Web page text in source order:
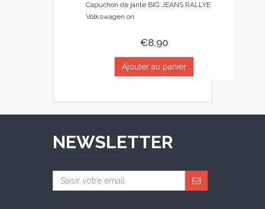
Capuchon de jante BIG JEANS RALLYE
Volkswagen ori
€8.90
Ajouter au panier
NEWSLETTER